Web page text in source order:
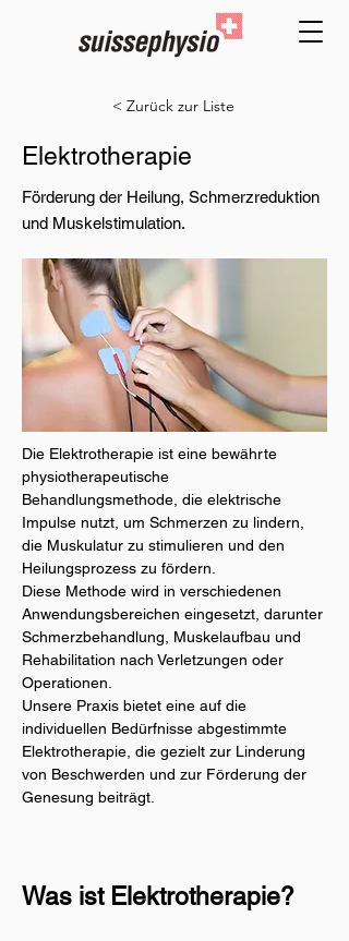
< Zurück zur Liste
Elektrotherapie
Förderung der Heilung, Schmerzreduktion
und Muskelstimulation.
Die Elektrotherapie ist eine bewährte
physiotherapeutische
Behandlungsmethode, die elektrische
Impulse nutzt, um Schmerzen zu lindern,
die Muskulatur zu stimulieren und den
Heilungsprozess zu fördern.
Diese Methode wird in verschiedenen
Anwendungsbereichen eingesetzt, darunter
Schmerzbehandlung, Muskelaufbau und
Rehabilitation nach Verletzungen oder
Operationen.
Unsere Praxis bietet eine auf die
individuellen Bedürfnisse abgestimmte
Elektrotherapie, die gezielt zur Linderung
von Beschwerden und zur Förderung der
Genesung beiträgt.
Was ist Elektrotherapie?